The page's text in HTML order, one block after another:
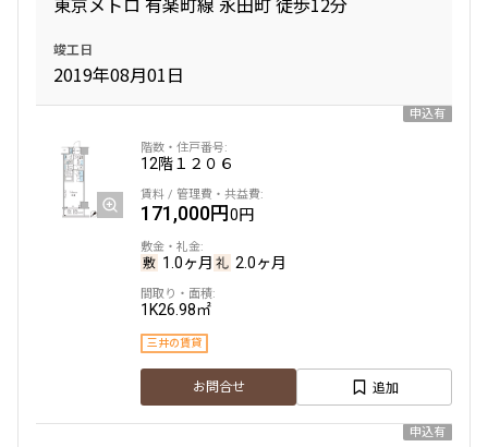
1.0ヶ月 1.0ヶ月
お問合せ
賃料改定
13階 １３０１
275,000円
1.0ヶ月
1LDK+TR40.91㎡
三井の賃貸 駅近 ペット可
竣工日
2019年08月01日
申込有
12階１２０６
171,000円0円
1.0ヶ月 2.0ヶ月
1K26.98㎡
三井の賃貸
お問合せ 追加
申込有